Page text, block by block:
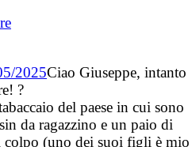
2025Ciao Giuseppe, intanto
?
del paese in cui sono
da ragazzino e un paio di
colpo (uno dei suoi figli è mio